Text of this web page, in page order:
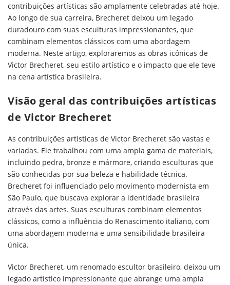
contribuições artísticas são amplamente celebradas até hoje.
Ao longo de sua carreira, Brecheret deixou um legado
duradouro com suas esculturas impressionantes, que
combinam elementos clássicos com uma abordagem
moderna. Neste artigo, exploraremos as obras icônicas de
Victor Brecheret, seu estilo artístico e o impacto que ele teve
na cena artística brasileira.
Visão geral das contribuições artísticas
de Victor Brecheret
As contribuições artísticas de Victor Brecheret são vastas e
variadas. Ele trabalhou com uma ampla gama de materiais,
incluindo pedra, bronze e mármore, criando esculturas que
são conhecidas por sua beleza e habilidade técnica.
Brecheret foi influenciado pelo movimento modernista em
São Paulo, que buscava explorar a identidade brasileira
através das artes. Suas esculturas combinam elementos
clássicos, como a influência do Renascimento italiano, com
uma abordagem moderna e uma sensibilidade brasileira
única.
Victor Brecheret, um renomado escultor brasileiro, deixou um
legado artístico impressionante que abrange uma ampla